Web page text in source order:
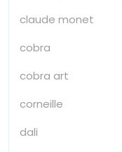
claude monet
cobra
cobra art
corneille
dali